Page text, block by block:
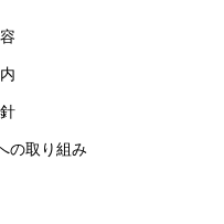
の取り組み